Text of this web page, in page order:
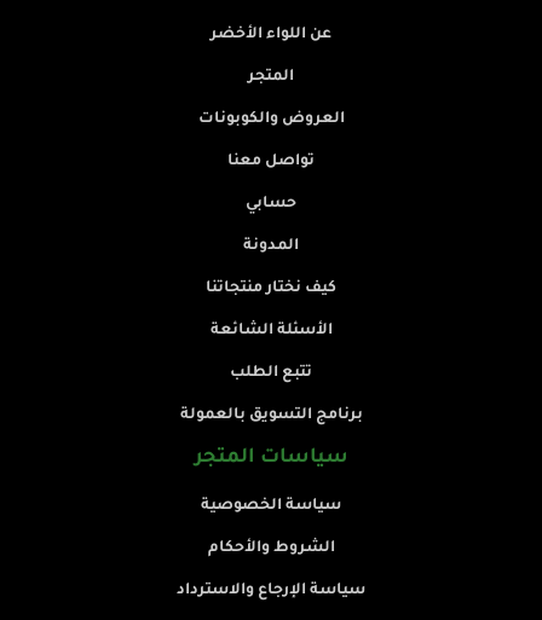
عن اللواء الأخضر
المتجر
العروض والكوبونات
تواصل معنا
حسابي
المدونة
كيف نختار منتجاتنا
الأسئلة الشائعة
تتبع الطلب
برنامج التسويق بالعمولة
سياسات المتجر
سياسة الخصوصية
الشروط والأحكام
سياسة الإرجاع والاسترداد